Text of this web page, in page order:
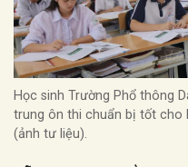
Học sinh Trường Phổ thông
trung ôn thi chuẩn bị tốt cho
(ảnh tư liệu).